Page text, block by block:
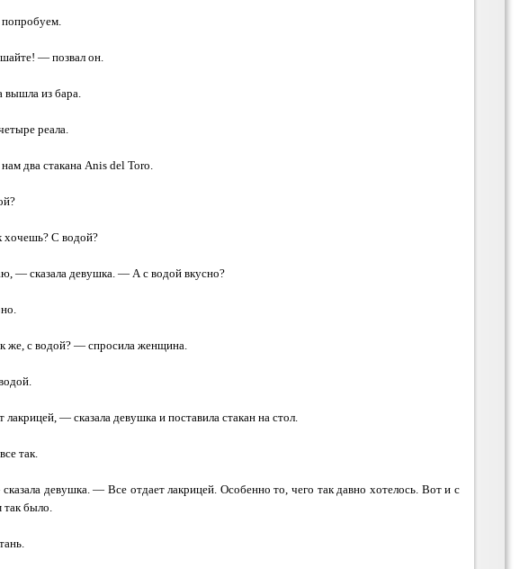
— позвал он.
из бара.
реала.
два стакана Anis del Toro.
С водой?
— сказала девушка. — А с водой вкусно?
же, с водой? — спросила женщина.
— сказала девушка и поставила стакан на стол.
так.
девушка. — Все отдает лакрицей. Особенно то, чего так давно хотелось. Вот и с
так было.